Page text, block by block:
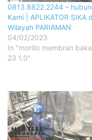
0813.8822.2244 –
Kami | APLIKATOR SIKA
Wilayah PARIAMAN
04/02/2023
In "morillo membran
23 1.0"